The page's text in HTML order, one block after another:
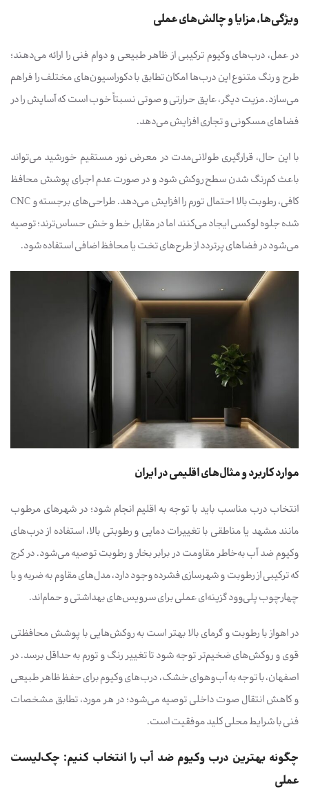
ویژگی‌ها، مزایا و چالش‌های عملی
در عمل، درب‌های وکیوم ترکیبی از ظاهر طبیعی و دوام فنی را ارائه می‌دهند؛
طرح و رنگ متنوع این درب‌ها امکان تطابق با دکوراسیون‌های مختلف را فراهم
می‌سازد. مزیت دیگر، عایق حرارتی و صوتی نسبتاً خوب است که آسایش را در
فضاهای مسکونی و تجاری افزایش می‌دهد.
با این حال، قرارگیری طولانی‌مدت در معرض نور مستقیم خورشید می‌تواند
باعث کم‌رنگ شدن سطح روکش شود و در صورت عدم اجرای پوشش محافظ
کافی، رطوبت بالا احتمال تورم را افزایش می‌دهد. طراحی‌های برجسته و CNC
شده جلوه لوکسی ایجاد می‌کنند اما در مقابل خط و خش حساس‌ترند؛ توصیه
می‌شود در فضاهای پرتردد از طرح‌های تخت یا محافظ اضافی استفاده شود.
موارد کاربرد و مثال‌های اقلیمی در ایران
انتخاب درب مناسب باید با توجه به اقلیم انجام شود؛ در شهرهای مرطوب
مانند مشهد یا مناطقی با تغییرات دمایی و رطوبتی بالا، استفاده از درب‌های
وکیوم ضد آب به‌خاطر مقاومت در برابر بخار و رطوبت توصیه می‌شود. در کرج
که ترکیبی از رطوبت و شهرسازی فشرده وجود دارد، مدل‌های مقاوم به ضربه و با
چهارچوب پلی‌وود گزینه‌ای عملی برای سرویس‌های بهداشتی و حمام‌اند.
در اهواز با رطوبت و گرمای بالا بهتر است به روکش‌هایی با پوشش محافظتی
قوی و روکش‌های ضخیم‌تر توجه شود تا تغییر رنگ و تورم به حداقل برسد. در
اصفهان، با توجه به آب‌وهوای خشک، درب‌های وکیوم برای حفظ ظاهر طبیعی
و کاهش انتقال صوت داخلی توصیه می‌شود؛ در هر مورد، تطابق مشخصات
فنی با شرایط محلی کلید موفقیت است.
چگونه بهترین درب وکیوم ضد آب را انتخاب کنیم: چک‌لیست
عملی